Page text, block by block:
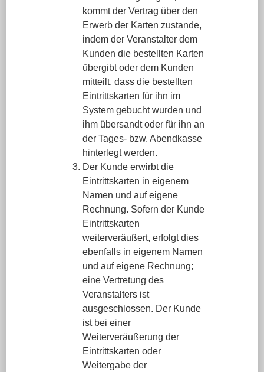
kommt der Vertrag über den
Erwerb der Karten zustande,
indem der Veranstalter dem
Kunden die bestellten Karten
übergibt oder dem Kunden
mitteilt, dass die bestellten
Eintrittskarten für ihn im
System gebucht wurden und
ihm übersandt oder für ihn an
der Tages- bzw. Abendkasse
hinterlegt werden.
Der Kunde erwirbt die
Eintrittskarten in eigenem
Namen und auf eigene
Rechnung. Sofern der Kunde
Eintrittskarten
weiterveräußert, erfolgt dies
ebenfalls in eigenem Namen
und auf eigene Rechnung;
eine Vertretung des
Veranstalters ist
ausgeschlossen. Der Kunde
ist bei einer
Weiterveräußerung der
Eintrittskarten oder
Weitergabe der